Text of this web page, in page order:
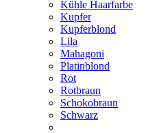
Kühle Haarfarbe
Kupfer
Kupferblond
Lila
Mahagoni
Platinblond
Rot
Rotbraun
Schokobraun
Schwarz